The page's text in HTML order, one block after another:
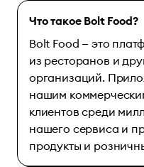
Что такое Bolt Food?
Bolt Food — это
из ресторанов и
организаций.
нашим
клиентов среди
нашего сервиса и
продукты и